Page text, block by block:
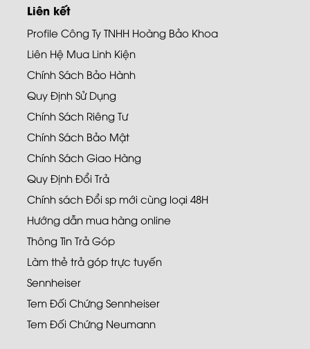
Liên kết
Profile Công Ty TNHH Hoàng Bảo Khoa
Liên Hệ Mua Linh Kiện
Chính Sách Bảo Hành
Quy Định Sử Dụng
Chính Sách Riêng Tư
Chính Sách Bảo Mật
Chính Sách Giao Hàng
Quy Định Đổi Trả
Chính sách Đổi sp mới cùng loại 48H
Hướng dẫn mua hàng online
Thông Tin Trả Góp
Làm thẻ trả góp trực tuyến
Sennheiser
Tem Đối Chứng Sennheiser
Tem Đối Chứng Neumann